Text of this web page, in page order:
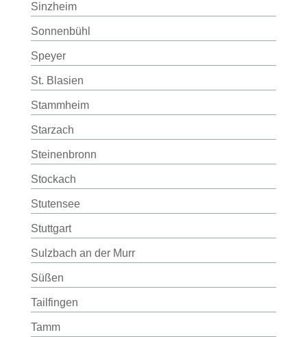
Sinzheim
Sonnenbühl
Speyer
St. Blasien
Stammheim
Starzach
Steinenbronn
Stockach
Stutensee
Stuttgart
Sulzbach an der Murr
Süßen
Tailfingen
Tamm